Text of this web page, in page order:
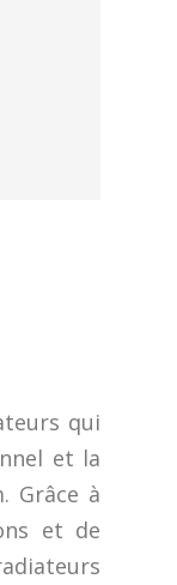
qui
et la
Grâce à
et de